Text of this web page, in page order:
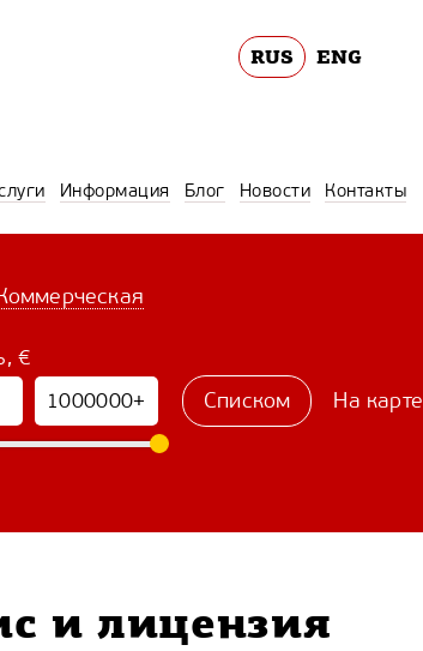
RUS ENG
Информация Блог Новости Контакты
€
Списком
На карте
и лицензия